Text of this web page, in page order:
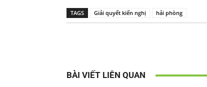
TAGS Giải quyết kiến nghị hải phòng
BÀI VIẾT LIÊN QUAN